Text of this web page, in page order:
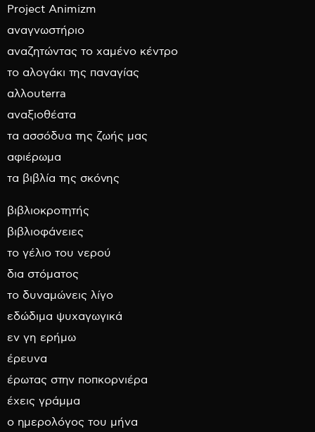
Project Animizm
αναγνωστήριο
αναζητώντας το χαμένο κέντρο
το αλογάκι της παναγίας
αλλουterra
αναξιοθέατα
τα ασσόδυα της ζωής μας
αφιέρωμα
τα βιβλία της σκόνης
βιβλιοκροτητής
βιβλιοφάνειες
το γέλιο του νερού
δια στόματος
το δυναμώνεις λίγο
εδώδιμα ψυχαγωγικά
εν γη ερήμω
έρευνα
έρωτας στην ποπκορνιέρα
έχεις γράμμα
ο ημερολόγος του μήνα